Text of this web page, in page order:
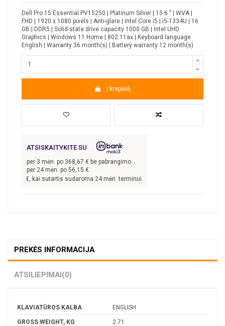
Dell Pro 15 Essential PV15250 | Platinum Silver | 15.6 " | WVA |
FHD | 1920 x 1080 pixels | Anti-glare | Intel Core i5 | i5-1334U | 16
GB | DDR5 | Solid-state drive capacity 1000 GB | Intel UHD
Graphics | Windows 11 Home | 802.11ax | Keyboard language
English | Warranty 36 month(s) | Battery warranty 12 month(s)
Į krepšelį
ATSISKAITYKITE SU
per 3 mėn. po 368,67 € be pabrangimo
per 24 mėn. po 56,15 €
€, kai sutartis sudaroma 24 mėn. terminui, metinė palūkanų norma –
PREKĖS INFORMACIJA
ATSILIEPIMAI(0)
KLAVIATŪROS KALBA ENGLISH
GROSS WEIGHT, KG 2.71